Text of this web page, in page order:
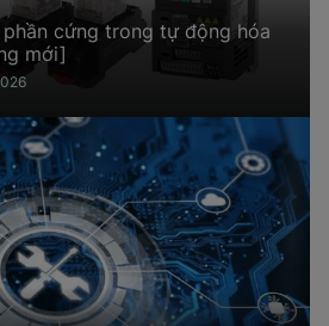
cứng trong tự động hóa
mới]